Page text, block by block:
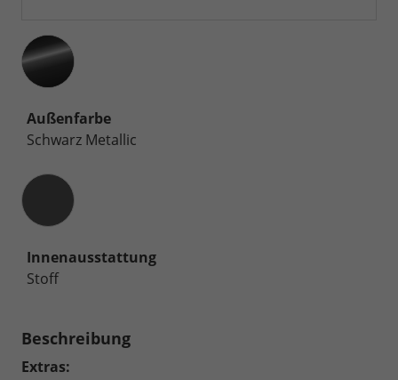
Außenfarbe
Schwarz Metallic
Innenausstattung
Innenausstattung
Stoff
Beschreibung
Extras: